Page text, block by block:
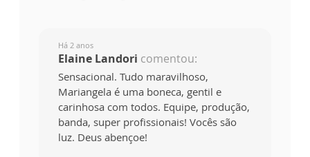
Há 2 anos
Elaine Landori comentou:
Sensacional. Tudo maravilhoso,
Mariangela é uma boneca, gentil e
carinhosa com todos. Equipe, produção,
banda, super profissionais! Vocês são
luz. Deus abençoe!